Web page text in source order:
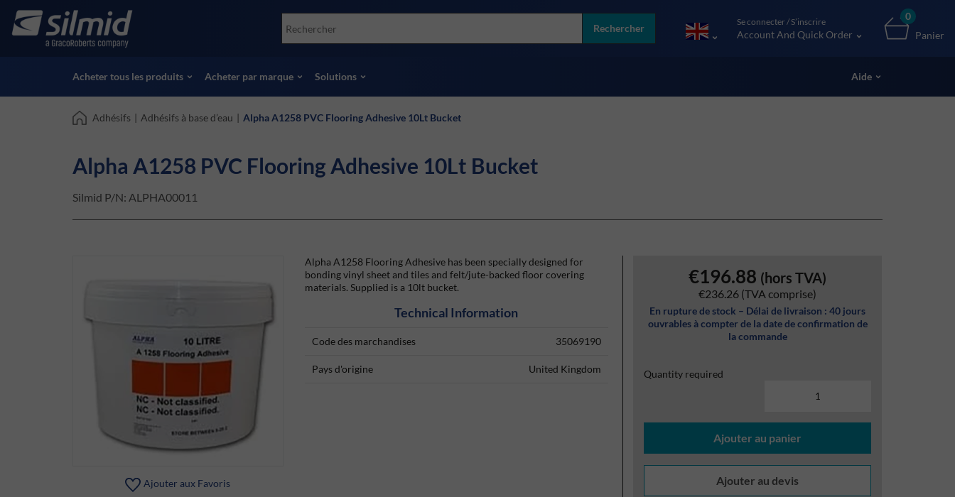
main
Accessories
Essais non destructifs (NDT)
Voir tous les produits
Socomore
Skydrol
Rechercher
Se connecter / S’inscrire
Account And Quick Order
0
Panier
Acheter tous les produits Acheter par marque Solutions Aide
Adhésifs | Adhésifs à base d’eau | Alpha A1258 PVC Flooring Adhesive 10Lt Bucket
Alpha A1258 PVC Flooring Adhesive 10Lt Bucket
Silmid P/N: ALPHA00011
Ajouter aux Favoris
€196.88 (hors TVA)
€236.26 (TVA comprise)
En rupture de stock – Délai de livraison : 40 jours
ouvrables à compter de la date de confirmation de
la commande
Quantity required
Ajouter au panier
Alpha A1258 Flooring Adhesive has been specially designed for
bonding vinyl sheet and tiles and felt/jute-backed floor covering
materials. Supplied is a 10lt bucket.
Technical Information
Code des marchandises 35069190
Pays d'origine United Kingdom